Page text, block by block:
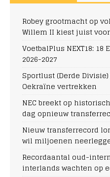
Robey grootmacht op
Willem II kiest juist
VoetbalPlus NEXT18:
2026-2027
Sportlust (Derde
Oekraïne vertrekken
NEC breekt op
dag opnieuw
Nieuw transferrecord
wil miljoenen
Recordaantal oud-
interlands wachten op